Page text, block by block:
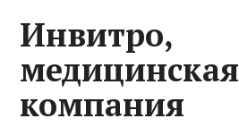
Инвитро,
медицинская
компания